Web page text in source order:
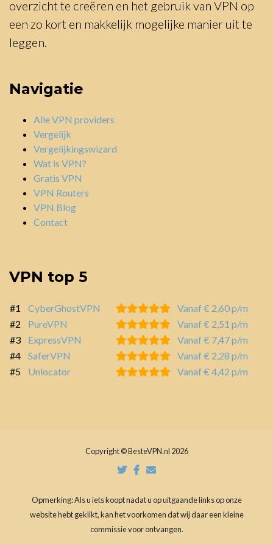
overzicht te creëren en het gebruik van VPN op
een zo kort en makkelijk mogelijke manier uit te
leggen.
Navigatie
Alle VPN providers
Vergelijk
Vergelijkingswizard
Wat is VPN?
Gratis VPN
VPN Routers
VPN Blog
Contact
VPN top 5
#1 CyberGhostVPN
Vanaf € 2,60 p/m
#2
PureVPN
Vanaf € 2,51 p/m
#3
ExpressVPN
Vanaf € 7,47 p/m
#4
SaferVPN
Vanaf € 2,28 p/m
#5
Unlocator Vanaf € 4,42 p/m
Copyright © BesteVPN.nl 2026
Opmerking: Als u iets koopt nadat u op uitgaande links op onze
website hebt geklikt, kan het voorkomen dat wij daar een kleine
commissie voor ontvangen.